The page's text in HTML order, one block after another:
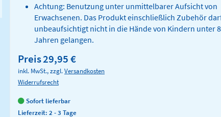
Achtung: Benutzung unter unmittelbarer Aufsicht von
Erwachsenen. Das Produkt einschließlich Zubehör
unbeaufsichtigt nicht in die Hände von Kindern unter 8
Jahren gelangen.
Preis29,95 €
inkl. MwSt., zzgl.Versandkosten
Widerrufsrecht
Sofort lieferbar
Lieferzeit: 2 - 3 Tage